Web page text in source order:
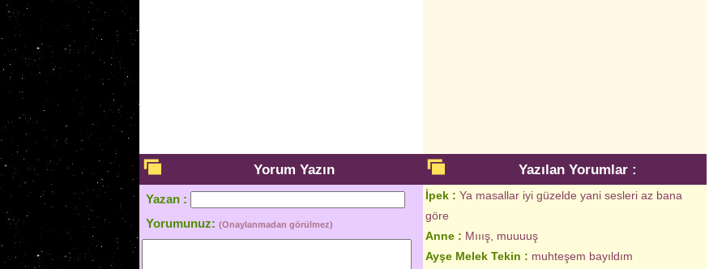
Yorum Yazın
Yazan :
Yorumunuz: (Onaylanmadan görülmez)
Yazılan Yorumlar :
İpek : Ya masallar iyi güzelde yani sesleri az bana
göre
Anne : Mııış, muuuuş
Ayşe Melek Tekin : muhteşem bayıldım